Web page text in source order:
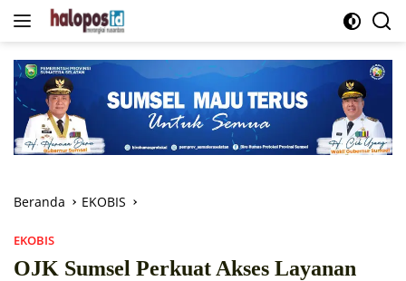
Langsung
Beranda EKOBIS
EKOBIS
OJK Sumsel Perkuat Akses Layanan